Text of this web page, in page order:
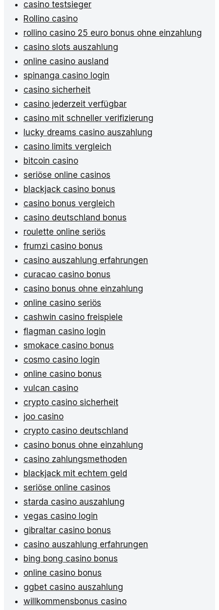
casino testsieger
Rollino casino
rollino casino 25 euro bonus ohne einzahlung
casino slots auszahlung
online casino ausland
spinanga casino login
casino sicherheit
casino jederzeit verfügbar
casino mit schneller verifizierung
lucky dreams casino auszahlung
casino limits vergleich
bitcoin casino
seriöse online casinos
blackjack casino bonus
casino bonus vergleich
casino deutschland bonus
roulette online seriös
frumzi casino bonus
casino auszahlung erfahrungen
curacao casino bonus
casino bonus ohne einzahlung
online casino seriös
cashwin casino freispiele
flagman casino login
smokace casino bonus
cosmo casino login
online casino bonus
vulcan casino
crypto casino sicherheit
joo casino
crypto casino deutschland
casino bonus ohne einzahlung
casino zahlungsmethoden
blackjack mit echtem geld
seriöse online casinos
starda casino auszahlung
vegas casino login
gibraltar casino bonus
casino auszahlung erfahrungen
bing bong casino bonus
online casino bonus
ggbet casino auszahlung
willkommensbonus casino